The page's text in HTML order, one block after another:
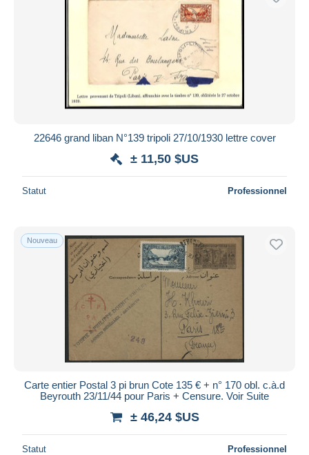
22646 grand liban N°139 tripoli 27/10/1930 lettre cover
± 11,50 $US
Statut Professionnel
Nouveau
Carte entier Postal 3 pi brun Cote 135 € + n° 170 obl. c.à.d
Beyrouth 23/11/44 pour Paris + Censure. Voir Suite
± 46,24 $US
Statut Professionnel